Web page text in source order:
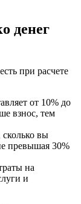
денег
при расчете
от 10% до
взнос, тем
сколько вы
превышая 30%
на
и